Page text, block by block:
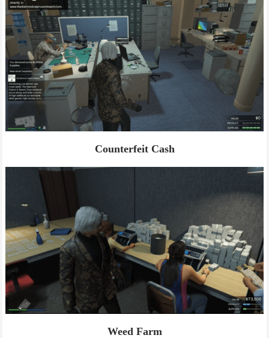
Counterfeit Cash
Weed Farm